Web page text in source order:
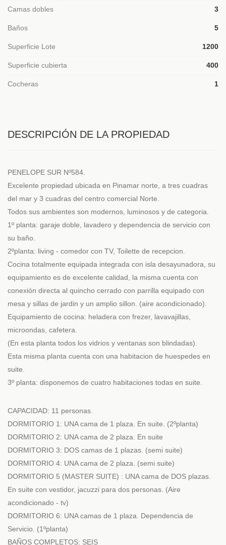
Camas dobles 3
Baños 5
Superficie Lote 1200
Superficie cubierta 400
Cocheras 1
DESCRIPCIÓN DE LA PROPIEDAD
PENELOPE SUR Nº584.
Excelente propiedad ubicada en Pinamar norte, a tres cuadras
del mar y 3 cuadras del centro comercial Norte.
Todos sus ambientes son modernos, luminosos y de categoria.
1º planta: garaje doble, lavadero y dependencia de servicio con
su baño.
2ºplanta: living - comedor con TV, Toilette de recepcion.
Cocina totalmente equipada integrada con isla desayunadora, su
equipamiento es de excelente calidad, la misma cuenta con
conexión directa al quincho cerrado con parrilla equipado con
mesa y sillas de jardin y un amplio sillon. (aire acondicionado).
Equipamiento de cocina: heladera con frezer, lavavajillas,
microondas, cafetera.
(En esta planta todos los vidrios y ventanas son blindadas).
Esta misma planta cuenta con una habitacion de huespedes en
suite.
3º planta: disponemos de cuatro habitaciones todas en suite.
CAPACIDAD: 11 personas.
DORMITORIO 1: UNA cama de 1 plaza. En suite. (2ºplanta)
DORMITORIO 2: UNA cama de 2 plaza. En suite
DORMITORIO 3: DOS camas de 1 plazas. (semi suite)
DORMITORIO 4: UNA cama de 2 plaza. (semi suite)
DORMITORIO 5 (MASTER SUITE) : UNA cama de DOS plazas.
En suite con vestidor, jacuzzi para dos personas. (Aire
acondicionado - tv)
DORMITORIO 6: UNA camas de 1 plaza. Dependencia de
Servicio. (1ºplanta)
BAÑOS COMPLETOS: SEIS